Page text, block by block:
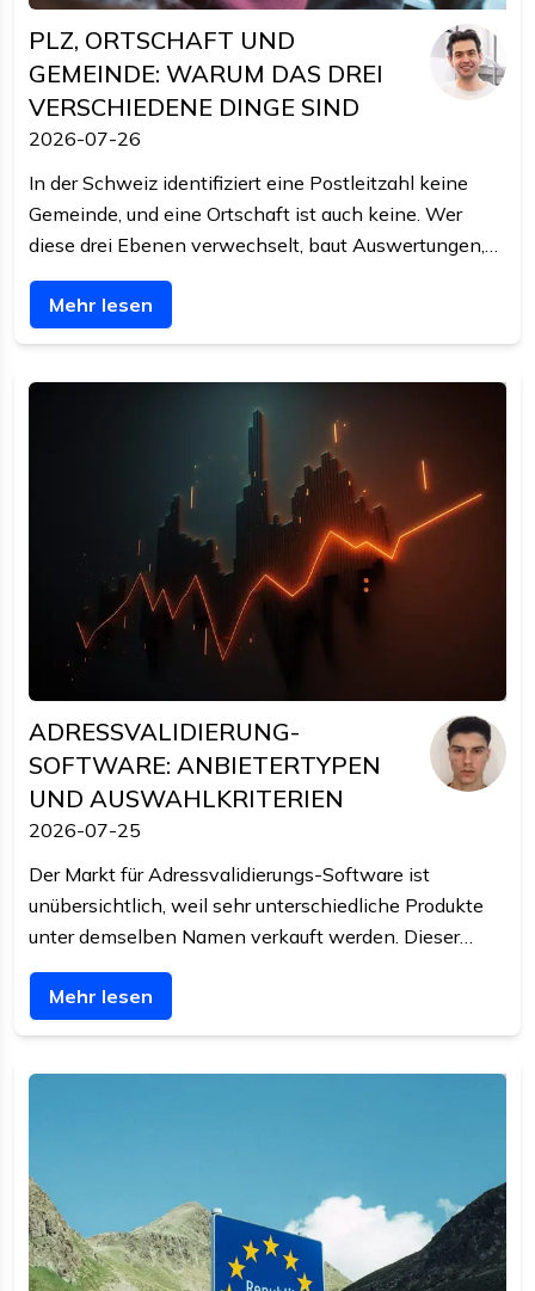
PLZ, ORTSCHAFT UND
GEMEINDE: WARUM DAS DREI
VERSCHIEDENE DINGE SIND
2026-07-26
In der Schweiz identifiziert eine Postleitzahl keine
Gemeinde, und eine Ortschaft ist auch keine. Wer
diese drei Ebenen verwechselt, baut Auswertungen,
die still falsch sind. Dieser Beitrag trennt sie und
nennt den richtigen Schlüssel.
Mehr lesen
ADRESSVALIDIERUNG-
SOFTWARE: ANBIETERTYPEN
UND AUSWAHLKRITERIEN
2026-07-25
Der Markt für Adressvalidierungs-Software ist
unübersichtlich, weil sehr unterschiedliche Produkte
unter demselben Namen verkauft werden. Dieser
Artikel sortiert die Anbietertypen, nennt die Kriterien,
die in der Praxis den Ausschlag geben, und sagt, wann
eine reine API die günstigere Antwort ist.
Mehr lesen